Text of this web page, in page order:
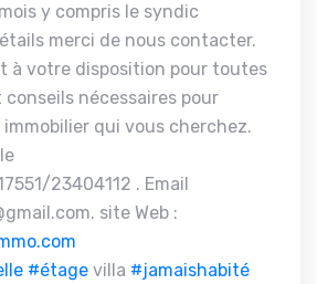
y compris le syndic
merci de nous contacter.
à votre disposition pour toutes
nécessaires pour
qui vous cherchez.
23404112 . Email
site Web :
#étage villa #jamaishabité